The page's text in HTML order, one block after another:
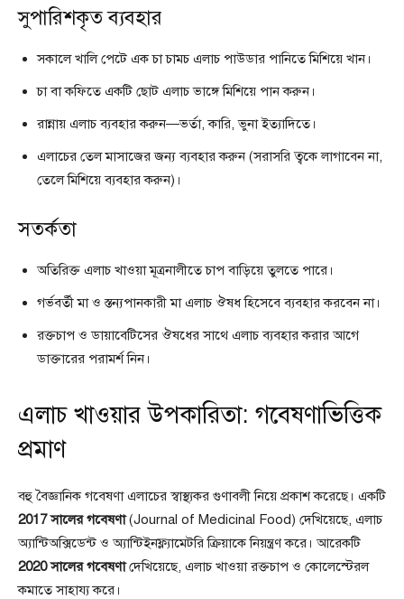
সুপারিশকৃত ব্যবহার
সকালে খালি পেটে এক চা চামচ এলাচ পাউডার পানিতে মিশিয়ে খান।
চা বা কফিতে একটি ছোট এলাচ ভাঙ্গে মিশিয়ে পান করুন।
রান্নায় এলাচ ব্যবহার করুন—ভর্তা, কারি, ভুনা ইত্যাদিতে।
এলাচের তেল মাসাজের জন্য ব্যবহার করুন (সরাসরি ত্বকে লাগাবেন না,
তেলে মিশিয়ে ব্যবহার করুন)।
সতর্কতা
অতিরিক্ত এলাচ খাওয়া মূত্রনালীতে চাপ বাড়িয়ে তুলতে পারে।
গর্ভবর্তী মা ও স্তন্যপানকারী মা এলাচ ঔষধ হিসেবে ব্যবহার করবেন না।
রক্তচাপ ও ডায়াবেটিসের ঔষধের সাথে এলাচ ব্যবহার করার আগে
ডাক্তারের পরামর্শ নিন।
এলাচ খাওয়ার উপকারিতা: গবেষণাভিত্তিক
প্রমাণ
বহু বৈজ্ঞানিক গবেষণা এলাচের স্বাস্থ্যকর গুণাবলী নিয়ে প্রকাশ করেছে। একটি
2017 সালের গবেষণা(Journal of Medicinal Food) দেখিয়েছে, এলাচ
অ্যান্টিঅক্সিডেন্ট ও অ্যান্টিইনফ্ল্যামেটরি ক্রিয়াকে নিয়ন্ত্রণ করে। আরেকটি
2020 সালের গবেষণাদেখিয়েছে, এলাচ খাওয়া রক্তচাপ ও কোলেস্টেরল
কমাতে সাহায্য করে।